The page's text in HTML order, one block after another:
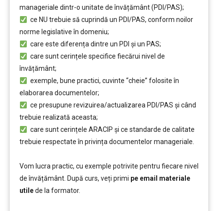
manageriale dintr-o unitate de învățământ (PDI/PAS);
ce NU trebuie să cuprindă un PDI/PAS, conform noilor
norme legislative în domeniu;
care este diferența dintre un PDI şi un PAS;
care sunt cerințele specifice fiecărui nivel de
învățământ;
exemple, bune practici, cuvinte “cheie” folosite în
elaborarea documentelor;
ce presupune revizuirea/actualizarea PDI/PAS şi când
trebuie realizată aceasta;
care sunt cerințele ARACIP şi ce standarde de calitate
trebuie respectate în privința documentelor manageriale.
Vom lucra practic, cu exemple potrivite pentru fiecare nivel
de învățământ. După curs, veți primi pe email materiale
utilede la formator.